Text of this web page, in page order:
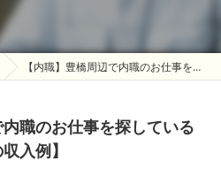
【内職】豊橋周辺で内職のお仕事を探している方募集中！【ママの収入例】
内職のお仕事を探している
入例】